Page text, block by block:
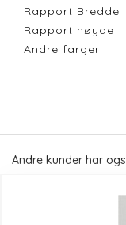
Rapport Bredde
Rapport høyde
Andre farger
Andre kunder har